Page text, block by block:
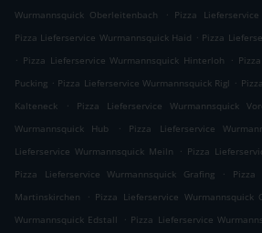
Wurmannsquick Oberleitenbach
. Pizza
Pizza Lieferservice Wurmannsquick Haid . Pizza
. Pizza Lieferservice Wurmannsquick Hinterloh .
Pucking . Pizza Lieferservice Wurmannsquick Rigl .
Kalteneck
. Pizza Lieferservice Wurmannsquick
Wurmannsquick Hub
. Pizza Lieferservice
Lieferservice Wurmannsquick Meiln
. Pizza
Pizza Lieferservice Wurmannsquick Grafing
.
Pizza
Martinskirchen
. Pizza Lieferservice Wurmannsquick
Wurmannsquick Edstall
. Pizza Lieferservice